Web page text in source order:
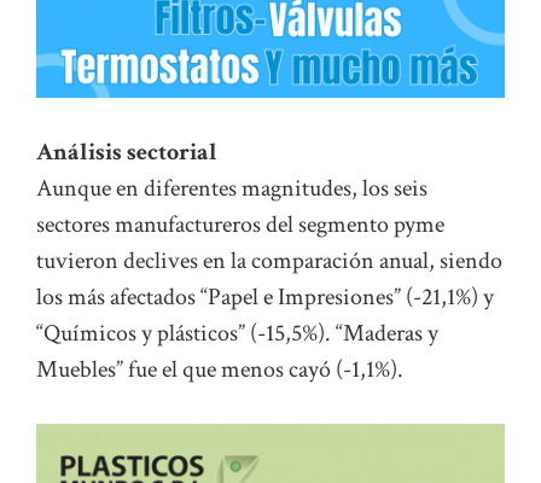
Análisis sectorial
Aunque en diferentes magnitudes, los seis
sectores manufactureros del segmento pyme
tuvieron declives en la comparación anual, siendo
los más afectados “Papel e Impresiones” (-21,1%) y
“Químicos y plásticos” (-15,5%). “Maderas y
Muebles” fue el que menos cayó (-1,1%).